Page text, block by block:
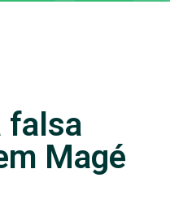
falsa
Magé